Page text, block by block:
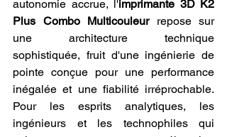
autonomie accrue, l'imprimante 3D K2
Plus Combo Multicouleur repose sur
une architecture technique
sophistiquée, fruit d'une ingénierie de
pointe conçue pour une performance
inégalée et une fiabilité irréprochable.
Pour les esprits analytiques, les
ingénieurs et les technophiles qui